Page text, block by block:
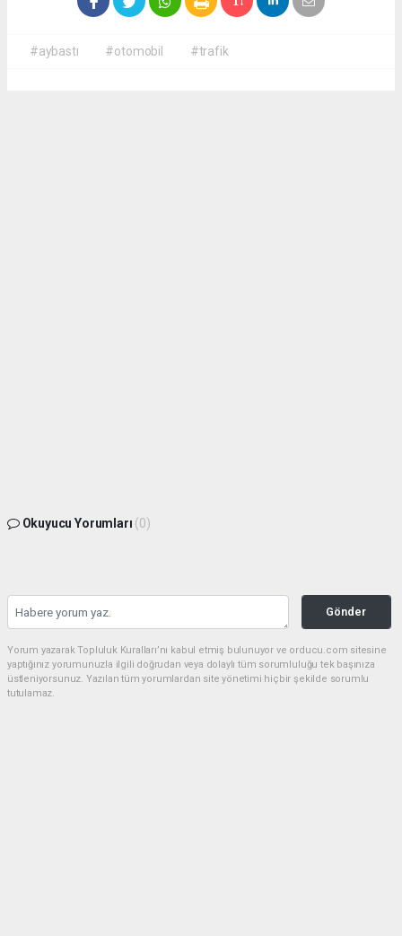
#aybastı #otomobil #trafik
Okuyucu Yorumları (0)
Gönder
Yorum yazarak Topluluk Kuralları’nı kabul etmiş bulunuyor ve orducu.com sitesine
yaptığınız yorumunuzla ilgili doğrudan veya dolaylı tüm sorumluluğu tek başınıza
üstleniyorsunuz. Yazılan tüm yorumlardan site yönetimi hiçbir şekilde sorumlu
tutulamaz.